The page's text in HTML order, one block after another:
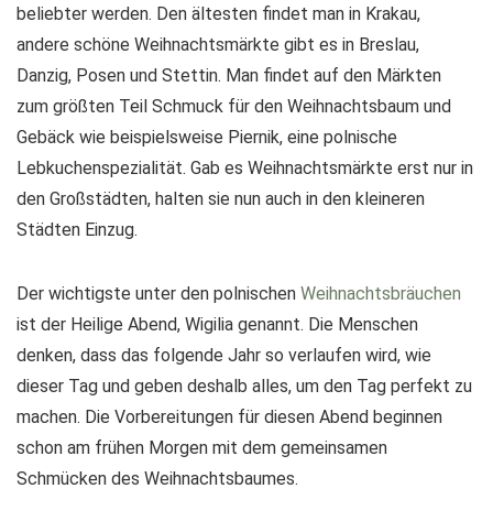
beliebter werden. Den ältesten findet man in Krakau,
andere schöne Weihnachtsmärkte gibt es in Breslau,
Danzig, Posen und Stettin. Man findet auf den Märkten
zum größten Teil Schmuck für den Weihnachtsbaum und
Gebäck wie beispielsweise Piernik, eine polnische
Lebkuchenspezialität. Gab es Weihnachtsmärkte erst nur in
den Großstädten, halten sie nun auch in den kleineren
Städten Einzug.
Der wichtigste unter den polnischen Weihnachtsbräuchen
ist der Heilige Abend, Wigilia genannt. Die Menschen
denken, dass das folgende Jahr so verlaufen wird, wie
dieser Tag und geben deshalb alles, um den Tag perfekt zu
machen. Die Vorbereitungen für diesen Abend beginnen
schon am frühen Morgen mit dem gemeinsamen
Schmücken des Weihnachtsbaumes.